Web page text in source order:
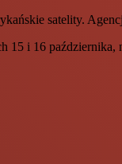
satelity.
i 16 października,